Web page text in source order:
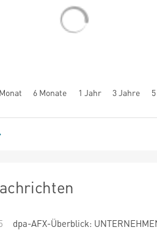
6 Monate 1 Jahr 3 Jahre
dpa-AFX-Überblick: